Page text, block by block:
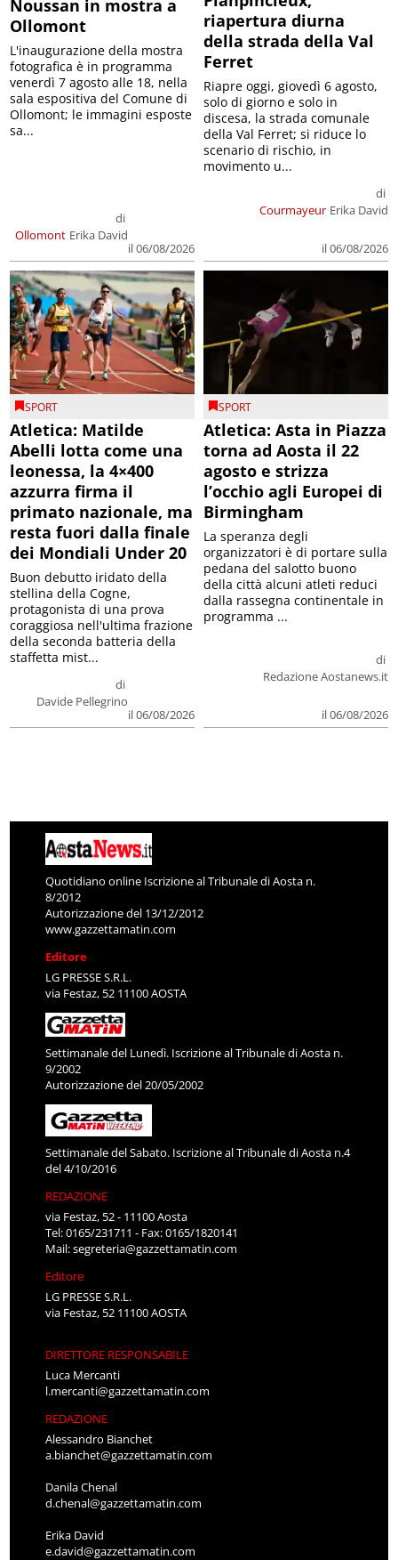
Noussan in mostra a
Ollomont
Ollomont
di
Erika David
il 06/08/2026
L'inaugurazione della mostra
fotografica è in programma
venerdì 7 agosto alle 18, nella
sala espositiva del Comune di
Ollomont; le immagini esposte
sa...
riapertura diurna
della strada della Val
Ferret
Courmayeur
di
Erika David
il 06/08/2026
Riapre oggi, giovedì 6 agosto,
solo di giorno e solo in
discesa, la strada comunale
della Val Ferret; si riduce lo
scenario di rischio, in
movimento u...
SPORT
Atletica: Matilde
Abelli lotta come una
leonessa, la 4×400
azzurra firma il
primato nazionale, ma
resta fuori dalla finale
dei Mondiali Under 20
di
Davide Pellegrino
il 06/08/2026
Buon debutto iridato della
stellina della Cogne,
protagonista di una prova
coraggiosa nell'ultima frazione
della seconda batteria della
staffetta mist...
SPORT
Atletica: Asta in Piazza
torna ad Aosta il 22
agosto e strizza
l’occhio agli Europei di
Birmingham
di
Redazione Aostanews.it
il 06/08/2026
La speranza degli
organizzatori è di portare sulla
pedana del salotto buono
della città alcuni atleti reduci
dalla rassegna continentale in
programma ...
Quotidiano online Iscrizione al Tribunale di Aosta n.
8/2012
Autorizzazione del 13/12/2012
www.gazzettamatin.com
Editore
LG PRESSE S.R.L.
via Festaz, 52 11100 AOSTA
Settimanale del Lunedì. Iscrizione al Tribunale di Aosta n.
9/2002
Autorizzazione del 20/05/2002
Settimanale del Sabato. Iscrizione al Tribunale di Aosta n.4
del 4/10/2016
REDAZIONE
via Festaz, 52 - 11100 Aosta
Tel: 0165/231711 - Fax: 0165/1820141
Mail:segreteria@gazzettamatin.com
Editore
LG PRESSE S.R.L.
via Festaz, 52 11100 AOSTA
DIRETTORE RESPONSABILE
Luca Mercanti
l.mercanti@gazzettamatin.com
REDAZIONE
Alessandro Bianchet
a.bianchet@gazzettamatin.com
Danila Chenal
d.chenal@gazzettamatin.com
Erika David
e.david@gazzettamatin.com